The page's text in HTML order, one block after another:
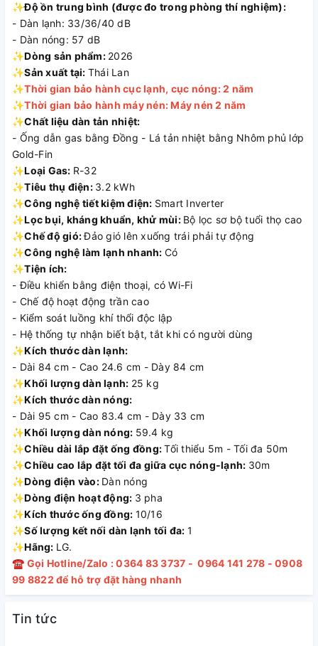
✨Độ ồn trung bình (được đo trong phòng thí nghiệm):
- Dàn lạnh: 33/36/40 dB
- Dàn nóng: 57 dB
✨Dòng sản phẩm: 2026
✨Sản xuất tại: Thái Lan
✨Thời gian bảo hành cục lạnh, cục nóng: 2 năm
✨Thời gian bảo hành máy nén: Máy nén 2 năm
✨Chất liệu dàn tản nhiệt:
- Ống dẫn gas bằng Đồng - Lá tản nhiệt bằng Nhôm phủ lớp
Gold-Fin
✨Loại Gas: R-32
✨Tiêu thụ điện: 3.2 kWh
✨Công nghệ tiết kiệm điện: Smart Inverter
✨Lọc bụi, kháng khuẩn, khử mùi: Bộ lọc sơ bộ tuổi thọ cao
✨Chế độ gió:Đảo gió lên xuống trái phải tự động
✨Công nghệ làm lạnh nhanh: Có
✨Tiện ích:
- Điều khiển bằng điện thoại, có Wi-Fi
- Chế độ hoạt động trần cao
- Kiểm soát luồng khí thổi độc lập
- Hệ thống tự nhận biết bật, tắt khi có người dùng
✨Kích thước dàn lạnh:
- Dài 84 cm - Cao 24.6 cm - Dày 84 cm
✨Khối lượng dàn lạnh: 25 kg
✨Kích thước dàn nóng:
- Dài 95 cm - Cao 83.4 cm - Dày 33 cm
✨Khối lượng dàn nóng: 59.4 kg
✨Chiều dài lắp đặt ống đồng:Tối thiểu 5m - Tối đa 50m
✨Chiều cao lắp đặt tối đa giữa cục nóng-lạnh: 30m
✨Dòng điện vào: Dàn nóng
✨Dòng điện hoạt động: 3 pha
✨Kích thước ống đồng: 10/16
✨Số lượng kết nối dàn lạnh tối đa: 1
✨Hãng: LG.
☎ Gọi Hotline/Zalo : 0364 83 3737 - 0964 141 278 - 0908
99 8822 để hỗ trợ đặt hàng nhanh
Tin tức